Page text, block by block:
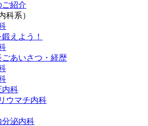
紹介
科系）
鍛えよう！
ごあいさつ・経歴
内科
ウマチ内科
分泌内科